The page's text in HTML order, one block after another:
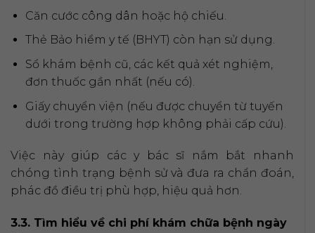
Căn cước công dân hoặc hộ chiếu.
Thẻ Bảo hiểm y tế (BHYT) còn hạn sử dụng.
Sổ khám bệnh cũ, các kết quả xét nghiệm,
đơn thuốc gần nhất (nếu có).
Giấy chuyển viện (nếu được chuyển từ tuyến
dưới trong trường hợp không phải cấp cứu).
Việc này giúp các y bác sĩ nắm bắt nhanh
chóng tình trạng bệnh sử và đưa ra chẩn đoán,
phác đồ điều trị phù hợp, hiệu quả hơn.
3.3. Tìm hiểu về chi phí khám chữa bệnh ngày